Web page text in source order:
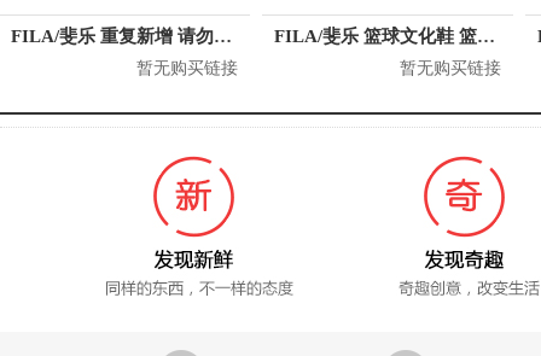
FILA/斐乐 重复新增 请勿关联
暂无购买链接
FILA/斐乐 篮球文化鞋 篮球鞋 F62W041221F
暂无购买链接